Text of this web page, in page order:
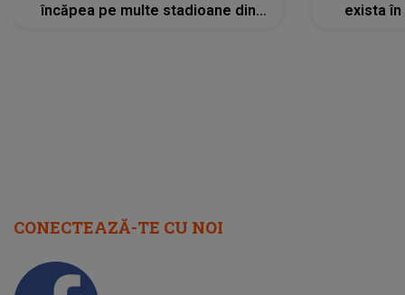
încăpea pe multe stadioane din
exista
CONECTEAZĂ-TE CU NOI